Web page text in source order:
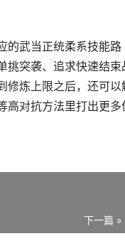
的武当正统柔系技能路
挑突袭、追求快速结束
修炼上限之后，还可以
高对抗方法里打出更多
下一篇 »